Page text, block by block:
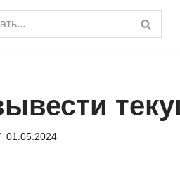
01.05.2024